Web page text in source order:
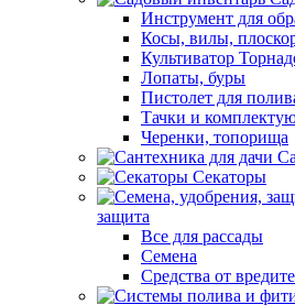
Инструмент для
Косы, вилы,
Культиватор
Лопаты, буры
Пистолет для
Тачки и
Черенки, топорища
Секаторы
защита
Все для рассады
Семена
Средства от